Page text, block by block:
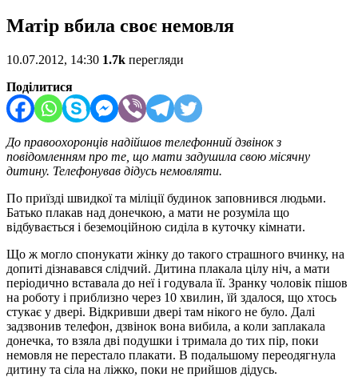
Матір вбила своє немовля
10.07.2012, 14:30 1.7k перегляди
Поділитися
До правоохоронців надійшов телефонний дзвінок з
повідомленням про те, що мати задушила свою місячну
дитину. Телефонував дідусь немовляти.
По приїзді швидкої та міліції будинок заповнився людьми.
Батько плакав над донечкою, а мати не розуміла що
відбувається і беземоційною сиділа в куточку кімнати.
Що ж могло спонукати жінку до такого страшного вчинку, на
допиті дізнавався слідчий. Дитина плакала цілу ніч, а мати
періодично вставала до неї і годувала її. Зранку чоловік пішов
на роботу і приблизно через 10 хвилин, їй здалося, що хтось
стукає у двері. Відкривши двері там нікого не було. Далі
задзвонив телефон, дзвінок вона вибила, а коли заплакала
донечка, то взяла дві подушки і тримала до тих пір, поки
немовля не перестало плакати. В подальшому переодягнула
дитину та сіла на ліжко, поки не прийшов дідусь.